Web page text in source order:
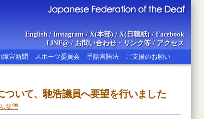
English/ Instagram/ X(本部)/ X(日聴紙)/ Facebook
LINE@/ お問い合わせ・リンク等/ アクセス
障害新聞 スポーツ委員会 手話言語法 ご支援のお願い
いて、馳浩議員へ要望を行いました
,要望